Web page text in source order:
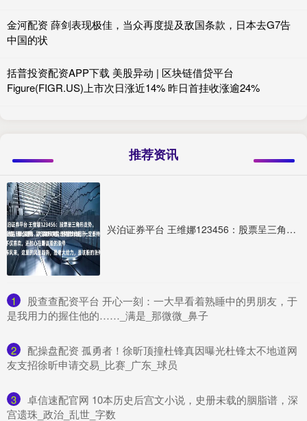
金河配资 薛剑表现极佳，当众再度提及敌国条款，日本去G7告
中国的状
括普投资配资APP下载 美股异动 | 区块链借贷平台
Figure(FIGR.US)上市次日涨近14% 昨日首挂收涨逾24%
推荐资讯
兴泊证券平台 王维娜123456：股票呈三角形走势。 每当遇到此股票，呈三角形夹角走势的时候，一定要特别珍惜，用心陪伴，大家都知道，我喜欢此图形。 不仅喜欢，还耐心在等。 等风来，这里的风是趋势，是老大给力，是该股的涨停
1
​股查查配资平台 开心一刻：一大早看着熟睡中的男朋友，于
是我用力的握住他的……_满是_那微微_鼻子
2
​配操盘配资 孤勇者！徐昕顶撞杜锋真因曝光杜锋太不地道网
友支招徐昕申请交易_比赛_广东_球员
3
​卓信速配官网 10本历史后宫文小说，史册未载的胭脂谱，深
宫遗珠_政治_乱世_字数